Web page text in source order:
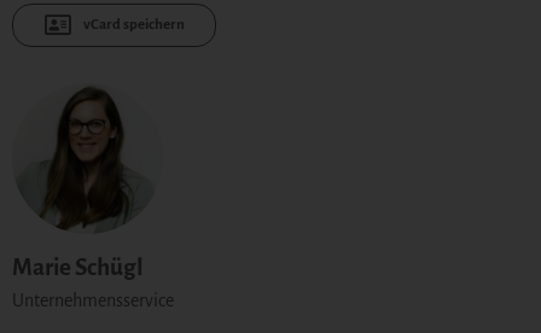
vCard speichern
Marie Schügl
Unternehmensservice